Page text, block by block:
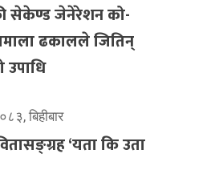
सेकेण्ड जेनेरेशन को-
ढकालले जितिन्
बिहीबार
‘यता कि उता